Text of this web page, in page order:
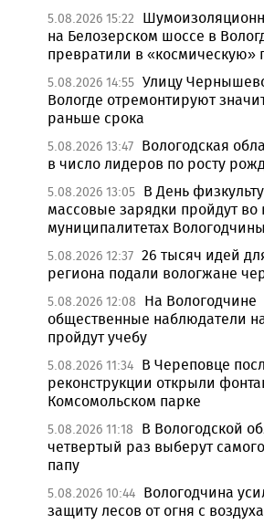
5.08.2026 15:22
на Белозерском шоссе в
превратили в «космическую»
5.08.2026 14:55 Улицу
Вологде отремонтируют
раньше срока
5.08.2026 13:47 Вологодская
в число лидеров по росту
5.08.2026 13:05 В День
массовые зарядки пройдут во
муниципалитетах Вологодчины
5.08.2026 12:37 26 тысяч идей
региона подали вологжане
5.08.2026 12:08
На Вологодчине
общественные наблюдатели
пройдут учебу
5.08.2026 11:34 В Череповце
реконструкции открыли
Комсомольском парке
5.08.2026 11:18
В Вологодской
четвертый раз выберут
папу
5.08.2026 10:44 Вологодчина
защиту лесов от огня с